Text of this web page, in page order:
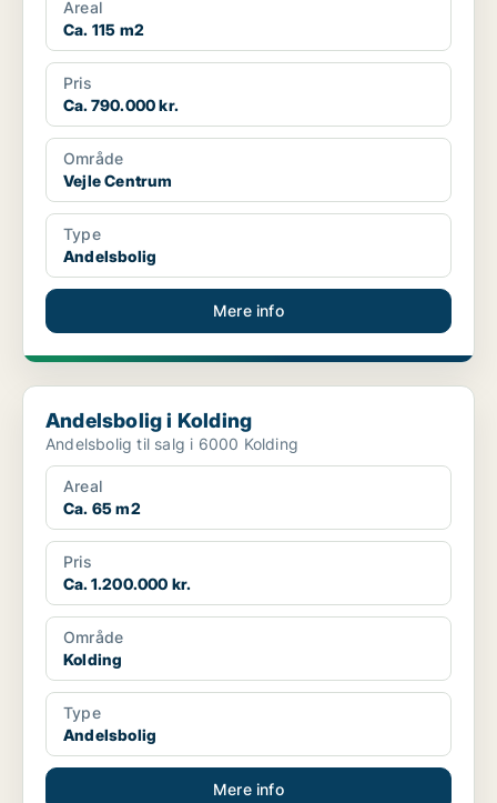
Areal
Ca. 115 m2
Pris
Ca. 790.000 kr.
Område
Vejle Centrum
Type
Andelsbolig
Mere info
Andelsbolig i Kolding
Andelsbolig i Kolding
Andelsbolig til salg i 6000 Kolding
Areal
Ca. 65 m2
Pris
Ca. 1.200.000 kr.
Område
Kolding
Type
Andelsbolig
Mere info